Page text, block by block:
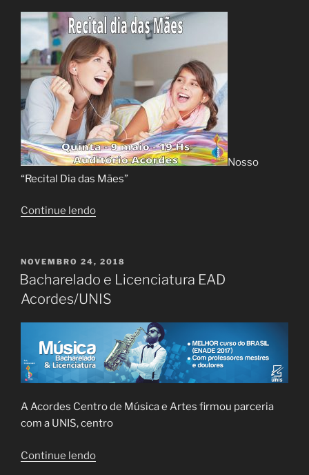
Nosso
“Recital Dia das Mães”
Continue lendo“Recital
Mães”
PUBLICADO
EM
NOVEMBRO 24, 2018
Bacharelado e Licenciatura EAD
Acordes/UNIS
A Acordes Centro de Música e Artes firmou parceria
com a UNIS, centro
Continue lendo“Bacharelado